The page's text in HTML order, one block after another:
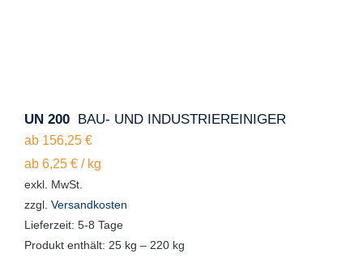
UN 200 BAU- UND INDUSTRIEREINIGER
ab 156,25 €
ab 6,25 €/ kg
exkl. MwSt.
zzgl. Versandkosten
Lieferzeit: 5-8 Tage
Produkt enthält: 25 kg – 220 kg